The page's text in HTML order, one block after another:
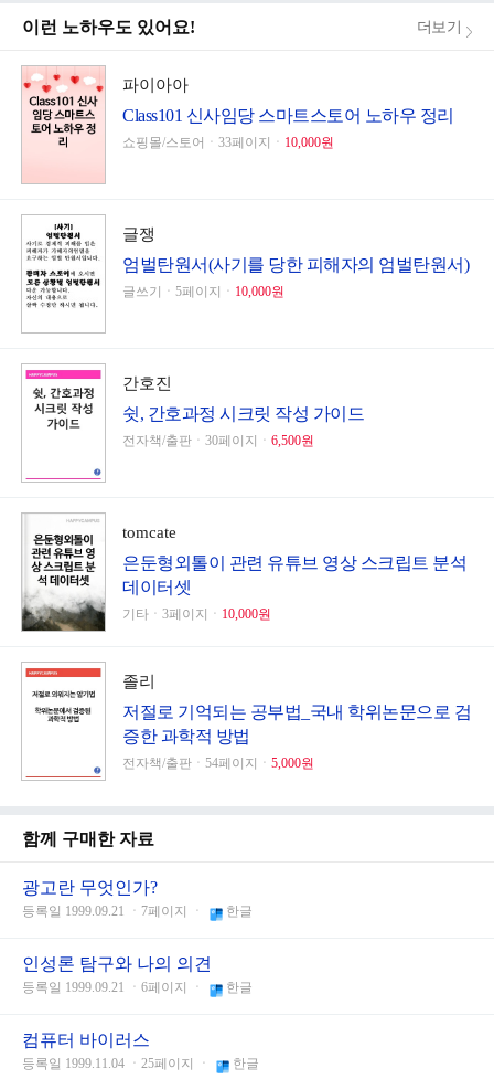
이런 노하우도 있어요! 더보기
파이아아
Class101 신사임당 스마트스토어 노하우 정리
쇼핑몰/스토어ㆍ33페이지ㆍ 10,000원
글쟁
엄벌탄원서(사기를 당한 피해자의 엄벌탄원서)
글쓰기ㆍ5페이지ㆍ 10,000원
간호진
쉿, 간호과정 시크릿 작성 가이드
전자책/출판ㆍ30페이지ㆍ 6,500원
tomcate
은둔형외톨이 관련 유튜브 영상 스크립트 분석
데이터셋
기타ㆍ3페이지ㆍ 10,000원
졸리
저절로 기억되는 공부법_국내 학위논문으로 검
증한 과학적 방법
전자책/출판ㆍ54페이지ㆍ 5,000원
함께 구매한 자료
광고란 무엇인가?
등록일 1999.09.21 ㆍ7페이지 ㆍ 한글
인성론 탐구와 나의 의견
등록일 1999.09.21 ㆍ6페이지 ㆍ 한글
컴퓨터 바이러스
등록일 1999.11.04 ㆍ25페이지 ㆍ 한글